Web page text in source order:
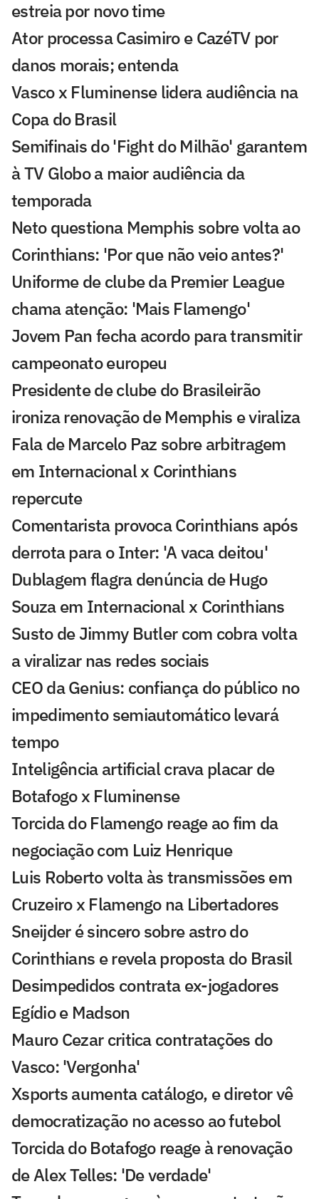
estreia por novo time
Ator processa Casimiro e CazéTV por
danos morais; entenda
Vasco x Fluminense lidera audiência na
Copa do Brasil
Semifinais do 'Fight do Milhão' garantem
à TV Globo a maior audiência da
temporada
Neto questiona Memphis sobre volta ao
Corinthians: 'Por que não veio antes?'
Uniforme de clube da Premier League
chama atenção: 'Mais Flamengo'
Jovem Pan fecha acordo para transmitir
campeonato europeu
Presidente de clube do Brasileirão
ironiza renovação de Memphis e viraliza
Fala de Marcelo Paz sobre arbitragem
em Internacional x Corinthians
repercute
Comentarista provoca Corinthians após
derrota para o Inter: 'A vaca deitou'
Dublagem flagra denúncia de Hugo
Souza em Internacional x Corinthians
Susto de Jimmy Butler com cobra volta
a viralizar nas redes sociais
CEO da Genius: confiança do público no
impedimento semiautomático levará
tempo
Inteligência artificial crava placar de
Botafogo x Fluminense
Torcida do Flamengo reage ao fim da
negociação com Luiz Henrique
Luis Roberto volta às transmissões em
Cruzeiro x Flamengo na Libertadores
Sneijder é sincero sobre astro do
Corinthians e revela proposta do Brasil
Desimpedidos contrata ex-jogadores
Egídio e Madson
Mauro Cezar critica contratações do
Vasco: 'Vergonha'
Xsports aumenta catálogo, e diretor vê
democratização no acesso ao futebol
Torcida do Botafogo reage à renovação
de Alex Telles: 'De verdade'